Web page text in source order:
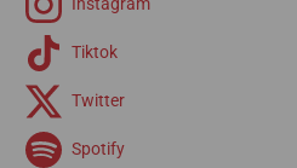
Tiktok
Twitter
Spotify